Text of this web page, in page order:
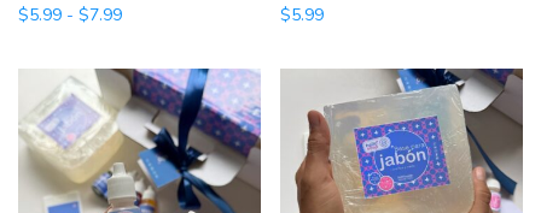
$5.99 - $7.99Rango de precios: desde $5.99 hasta $7.99
$5.99